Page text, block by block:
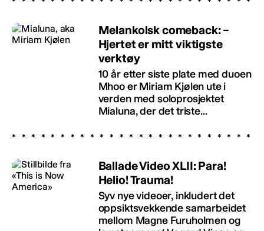
Melankolsk comeback: –
Hjertet er mitt viktigste
verktøy
10 år etter siste plate med duoen
Mhoo er Miriam Kjølen ute i
verden med soloprosjektet
Mialuna, der det triste...
Ballade Video XLII: Para!
Helio! Trauma!
Syv nye videoer, inkludert det
oppsiktsvekkende samarbeidet
mellom Magne Furuholmen og